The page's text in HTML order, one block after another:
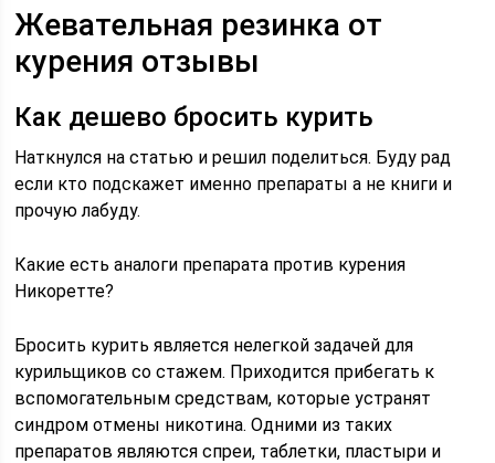
Жевательная резинка от
курения отзывы
Как дешево бросить курить
Наткнулся на статью и решил поделиться. Буду рад
если кто подскажет именно препараты а не книги и
прочую лабуду.
Какие есть аналоги препарата против курения
Никоретте?
Бросить курить является нелегкой задачей для
курильщиков со стажем. Приходится прибегать к
вспомогательным средствам, которые устранят
синдром отмены никотина. Одними из таких
препаратов являются спреи, таблетки, пластыри и